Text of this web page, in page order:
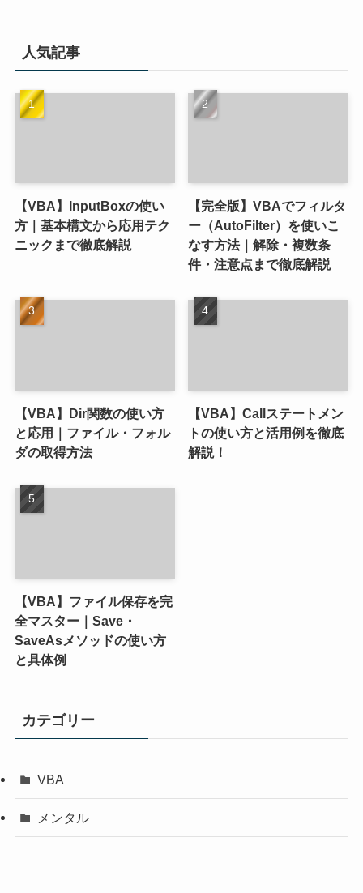
人気記事
【VBA】InputBoxの使い
方｜基本構文から応用テク
ニックまで徹底解説
【完全版】VBAでフィルタ
ー（AutoFilter）を使いこ
なす方法｜解除・複数条
件・注意点まで徹底解説
【VBA】Dir関数の使い方
と応用｜ファイル・フォル
ダの取得方法
【VBA】Callステートメン
トの使い方と活用例を徹底
解説！
【VBA】ファイル保存を完
全マスター｜Save・
SaveAsメソッドの使い方
と具体例
カテゴリー
VBA
メンタル